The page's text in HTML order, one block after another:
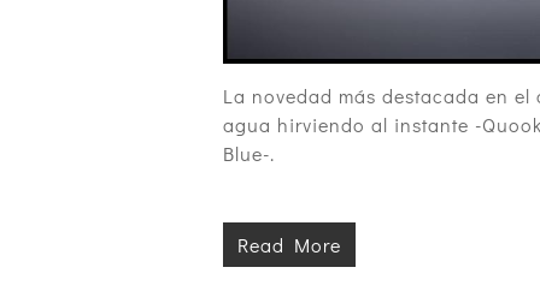
La novedad más destacada en
agua hirviendo al instante -
Blue-.
Read More